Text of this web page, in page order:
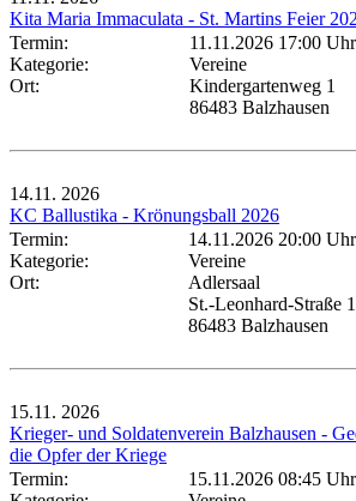
Kita Maria Immaculata - St. Martins Feier
Termin:
11.11.2026 17:00 Uhr
Kategorie:
Vereine
Ort:
Kindergartenweg 1
86483 Balzhausen
14.11. 2026
KC Ballustika - Krönungsball 2026
Termin:
14.11.2026 20:00 Uhr
Kategorie:
Vereine
Ort:
Adlersaal
St.-Leonhard-Straße 1
86483 Balzhausen
15.11. 2026
Krieger- und Soldatenverein Balzhausen -
die Opfer der Kriege
Termin:
15.11.2026 08:45 Uhr